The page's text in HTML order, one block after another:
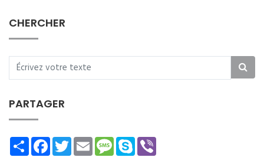
CHERCHER
PARTAGER
ShareFacebookTwitterEmailMessage
Skype